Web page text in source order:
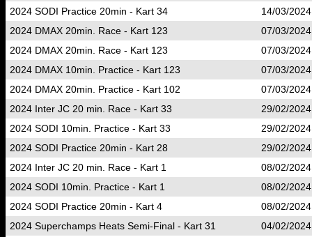
2024 SODI Practice 20min - Kart 34
14/03/
2024 DMAX 20min. Race - Kart 123
07/03/
2024 DMAX 20min. Race - Kart 123
07/03/
2024 DMAX 10min. Practice - Kart 123
07/03/
2024 DMAX 20min. Practice - Kart 102
07/03/
2024 Inter JC 20 min. Race - Kart 33
29/02/
2024 SODI 10min. Practice - Kart 33
29/02/
2024 SODI Practice 20min - Kart 28
29/02/
2024 Inter JC 20 min. Race - Kart 1
08/02/
2024 SODI 10min. Practice - Kart 1
08/02/
2024 SODI Practice 20min - Kart 4
08/02/
2024 Superchamps Heats Semi-Final - Kart 31
04/02/